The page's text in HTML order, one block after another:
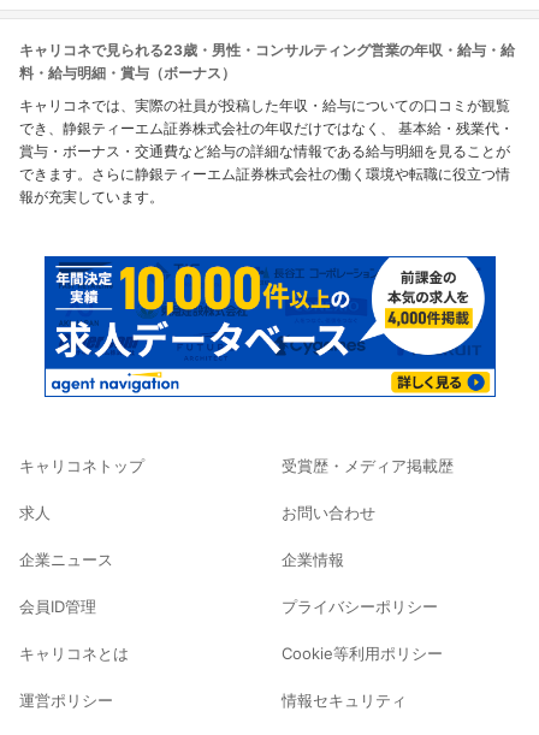
キャリコネで見られる23歳・男性・コンサルティング営業の年収・給与・給
料・給与明細・賞与（ボーナス）
キャリコネでは、実際の社員が投稿した年収・給与についての口コミが観覧
でき、静銀ティーエム証券株式会社の年収だけではなく、 基本給・残業代・
賞与・ボーナス・交通費など給与の詳細な情報である給与明細を見ることが
できます。さらに静銀ティーエム証券株式会社の働く環境や転職に役立つ情
報が充実しています。
キャリコネトップ
求人
企業ニュース
会員ID管理
キャリコネとは
運営ポリシー
受賞歴・メディア掲載歴
お問い合わせ
企業情報
プライバシーポリシー
Cookie等利用ポリシー
情報セキュリティ